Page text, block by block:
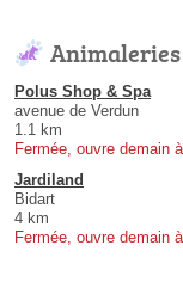
Polus Shop & Spa
avenue de Verdun
1.1 km
Fermée, ouvre demain
Jardiland
Bidart
4 km
Fermée, ouvre demain